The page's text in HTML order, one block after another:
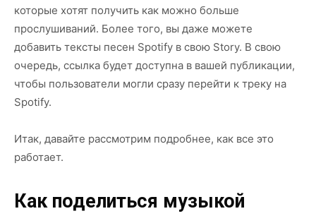
которые хотят получить как можно больше
прослушиваний. Более того, вы даже можете
добавить тексты песен Spotify в свою Story. В свою
очередь, ссылка будет доступна в вашей публикации,
чтобы пользователи могли сразу перейти к треку на
Spotify.
Итак, давайте рассмотрим подробнее, как все это
работает.
Как поделиться музыкой